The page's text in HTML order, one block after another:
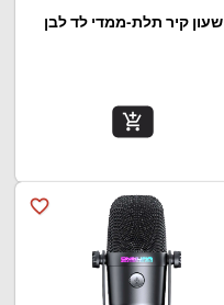
שעון קיר תלת-ממדי לד לבן
add_shopping_cart
favorite_border